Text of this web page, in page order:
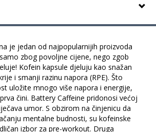
je jedan od najpopularnijih proizvoda
zbog povoljne cijene, nego zgob
Kofein kapsule djeluju kao snažan
i smanji razinu napora (RPE). Što
uložite mnogo više napora i energije,
čini. Battery Caffeine pridonosi većoj
umor. S obzirom na činjenicu da
mentalne budnosti, su kofeinske
izbor za pre-workout. Druga